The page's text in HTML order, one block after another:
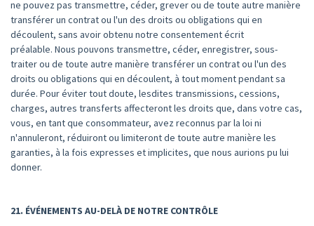
ne pouvez pas transmettre, céder, grever ou de toute autre manière
transférer un contrat ou l'un des droits ou obligations qui en
découlent, sans avoir obtenu notre consentement écrit
préalable. Nous pouvons transmettre, céder, enregistrer, sous-
traiter ou de toute autre manière transférer un contrat ou l'un des
droits ou obligations qui en découlent, à tout moment pendant sa
durée. Pour éviter tout doute, lesdites transmissions, cessions,
charges, autres transferts affecteront les droits que, dans votre cas,
vous, en tant que consommateur, avez reconnus par la loi ni
n'annuleront, réduiront ou limiteront de toute autre manière les
garanties, à la fois expresses et implicites, que nous aurions pu lui
donner.
21. ÉVÉNEMENTS AU-DELÀ DE NOTRE CONTRÔLE